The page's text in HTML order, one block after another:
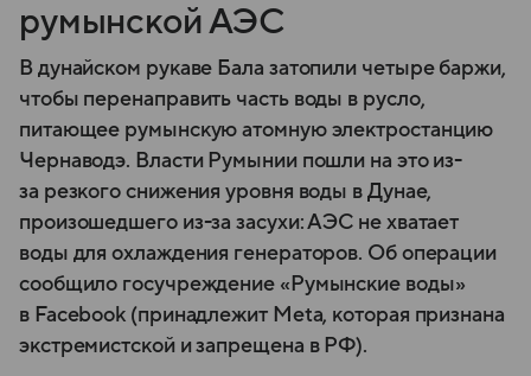
румынской АЭС
В дунайском рукаве Бала затопили четыре баржи,
чтобы перенаправить часть воды в русло,
питающее румынскую атомную электростанцию
Чернаводэ. Власти Румынии пошли на это из-
за резкого снижения уровня воды в Дунае,
произошедшего из-за засухи: АЭС не хватает
воды для охлаждения генераторов. Об операции
сообщило госучреждение «Румынские воды»
в Facebook (принадлежит Meta, которая признана
экстремистской и запрещена в РФ).